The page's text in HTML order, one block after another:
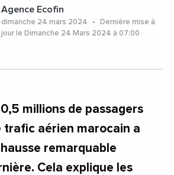
Agence Ecofin
dimanche 24 mars 2024
Dernière mise à
jour le Dimanche 24 Mars 2024 à 07:00
millions de passagers
trafic aérien marocain a
remarquable
Cela explique les